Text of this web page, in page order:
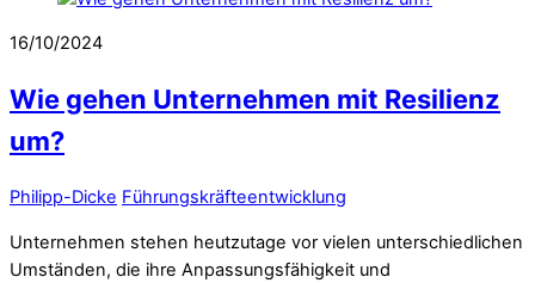
16/10/2024
Wie gehen Unternehmen mit Resilienz
um?
Philipp-Dicke Führungskräfteentwicklung
Unternehmen stehen heutzutage vor vielen unterschiedlichen
Umständen, die ihre Anpassungsfähigkeit und